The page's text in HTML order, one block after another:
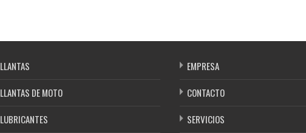
LLANTAS
LLANTAS DE MOTO
LUBRICANTES
EMPRESA
CONTACTO
SERVICIOS